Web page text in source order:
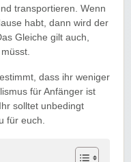
transportieren. Wenn
habt, dann wird der
Gleiche gilt auch,
dass ihr weniger
für Anfänger ist
solltet unbedingt
für euch.